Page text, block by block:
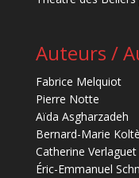
Auteurs /
Fabrice Melquiot
Pierre Notte
Aïda Asgharzadeh
Bernard-Marie
Catherine Verlaguet
Éric-Emmanuel